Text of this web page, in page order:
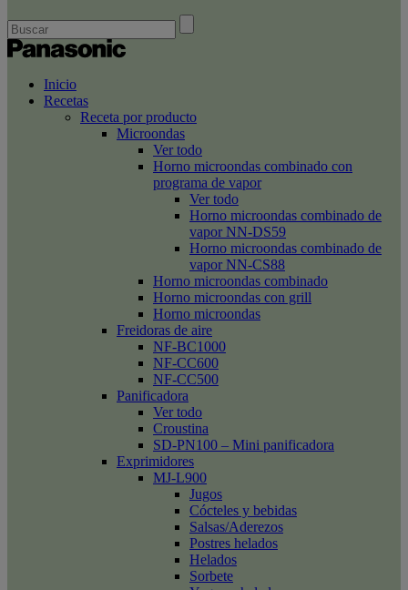
Inicio
Recetas
Receta por producto
Microondas
Ver todo
Horno microondas combinado con
programa de vapor
Ver todo
Horno microondas combinado de
vapor NN-DS59
Horno microondas combinado de
vapor NN-CS88
Horno microondas combinado
Horno microondas con grill
Horno microondas
Freidoras de aire
NF-BC1000
NF-CC600
NF-CC500
Panificadora
Ver todo
Croustina
SD-PN100 – Mini panificadora
Exprimidores
MJ-L900
Jugos
Cócteles y bebidas
Salsas/Aderezos
Postres helados
Helados
Sorbete